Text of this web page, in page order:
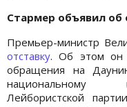
Стармер объявил об
Премьер-министр
отставку. Об этом он
обращения на
национальному
Лейбористской